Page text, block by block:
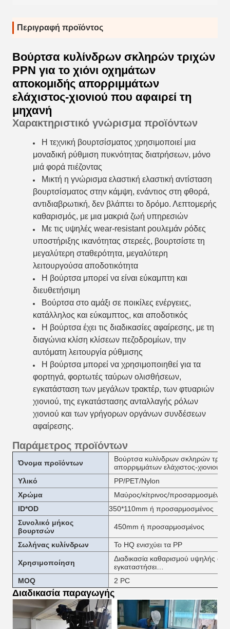
Περιγραφή προϊόντος
Βούρτσα κυλίνδρων σκληρών τριχών
PPN για το χιόνι οχημάτων
αποκομιδής απορριμμάτων
ελάχιστος-χιονιού που αφαιρεί τη
μηχανή
Χαρακτηριστικό γνώρισμα προϊόντων
Η τεχνική βουρτσίσματος χρησιμοποιεί μια
μοναδική ρύθμιση πυκνότητας διατρήσεων, μόνο
μιά φορά πιέζοντας
Μικτή η γνώρισμα ελαστική ελαστική αντίσταση
βουρτσίσματος στην κάμψη, ενάντιος στη φθορά,
αντιδιαβρωτική, δεν βλάπτει το δρόμο. Λεπτομερής
καθαρισμός, με μια μακριά ζωή υπηρεσιών
Με τις υψηλές wear-resistant ρουλεμάν ρόδες
υποστήριξης ικανότητας στερεές, βουρτσίστε τη
μεγαλύτερη σταθερότητα, μεγαλύτερη
λειτουργούσα αποδοτικότητα
Η βούρτσα μπορεί να είναι εύκαμπτη και
διευθετήσιμη
Βούρτσα στο αμάξι σε ποικίλες ενέργειες,
κατάλληλος και εύκαμπτος, και αποδοτικός
Η βούρτσα έχει τις διαδικασίες αφαίρεσης, με τη
διαγώνια κλίση κλίσεων πεζοδρομίων, την
αυτόματη λειτουργία ρύθμισης
Η βούρτσα μπορεί να χρησιμοποιηθεί για τα
φορτηγά, φορτωτές ταύρων ολισθήσεων,
εγκατάσταση των μεγάλων τρακτέρ, των φτυαριών
χιονιού, της εγκατάστασης ανταλλαγής ρόλων
χιονιού και των γρήγορων οργάνων συνδέσεων
αφαίρεσης.
Παράμετρος προϊόντων
Όνομα προϊόντων
Βούρτσα κυλίνδρων σκληρών
απορριμμάτων ελάχιστος-χιονιού
Υλικό
PP/PET/Nylon
Χρώμα
Μαύρος/κίτρινος/προσαρμοσμένος
ID*OD
350*110mm ή προσαρμοσμένος
Συνολικό μήκος
βουρτσών
450mm ή προσαρμοσμένος
Σωλήνας κυλίνδρων Το HQ ενισχύει τα PP
Χρησιμοποίηση
Διαδικασία καθαρισμού υψηλής
εγκαταστήσει…
MOQ
2 PC
Διαδικασία παραγωγής